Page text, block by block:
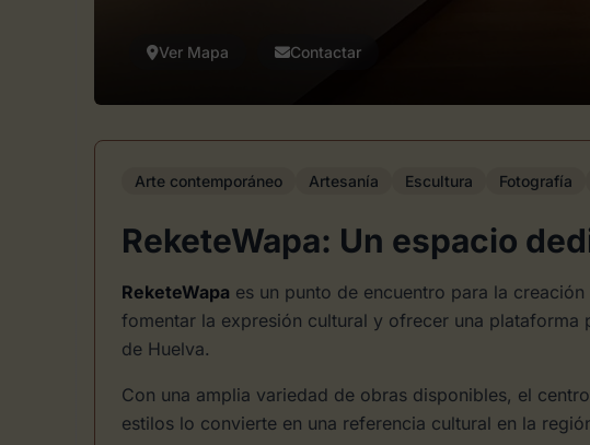
Ver Mapa Contactar
Arte contemporáneo Artesanía Escultura Fotografía
ReketeWapa: Un espacio
ReketeWapa es un punto de encuentro para la
fomentar la expresión cultural y ofrecer una
de Huelva.
Con una amplia variedad de obras disponibles, el
estilos lo convierte en una referencia cultural en la